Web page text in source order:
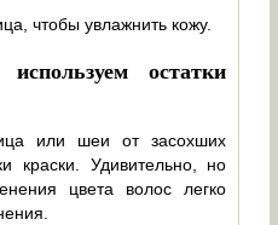
чтобы увлажнить кожу.
остатки
или шеи от засохших
краски. Удивительно, но
цвета волос легко